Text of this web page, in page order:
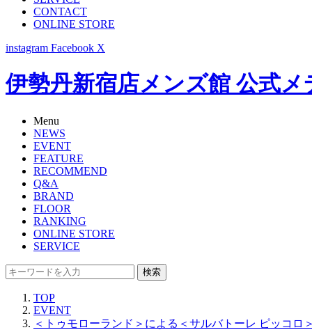
CONTACT
ONLINE STORE
instagram Facebook X
伊勢丹新宿店メンズ館 公式
Menu
NEWS
EVENT
FEATURE
RECOMMEND
Q&A
BRAND
FLOOR
RANKING
ONLINE STORE
SERVICE
検索
TOP
EVENT
＜トゥモローランド＞による＜サルバトーレ ピッコ